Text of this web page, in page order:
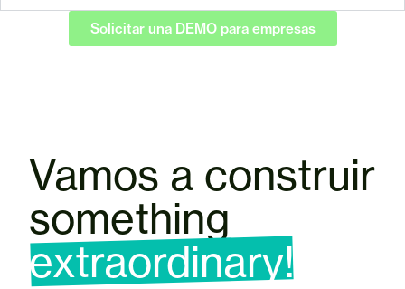
Solicitar una DEMO para empresas
Vamos a construir
something
extraordinary!